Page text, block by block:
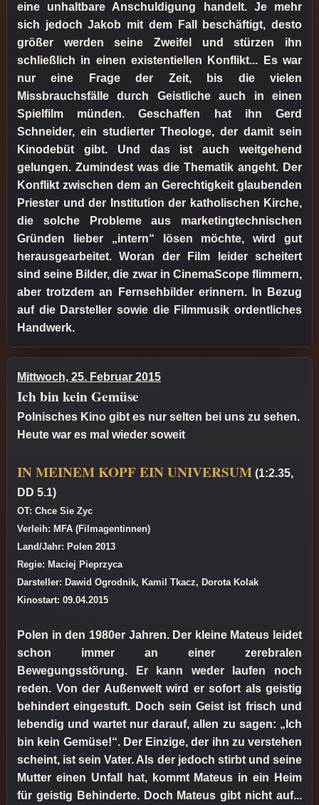
eine unhaltbare Anschuldigung handelt. Je mehr
sich jedoch Jakob mit dem Fall beschäftigt, desto
größer werden seine Zweifel und stürzen ihn
schließlich in einen existentiellen Konflikt... Es war
nur eine Frage der Zeit, bis die vielen
Missbrauchsfälle durch Geistliche auch in einen
Spielfilm münden. Geschaffen hat ihn Gerd
Schneider, ein studierter Theologe, der damit sein
Kinodebüt gibt. Und das ist auch weitgehend
gelungen. Zumindest was die Thematik angeht. Der
Konflikt zwischen dem an Gerechtigkeit glaubenden
Priester und der Institution der katholischen Kirche,
die solche Probleme aus marketingtechnischen
Gründen lieber „intern“ lösen möchte, wird gut
herausgearbeitet. Woran der Film leider scheitert
sind seine Bilder, die zwar in CinemaScope flimmern,
aber trotzdem an Fernsehbilder erinnern. In Bezug
auf die Darsteller sowie die Filmmusik ordentliches
Handwerk.
Mittwoch, 25. Februar 2015
Ich bin kein Gemüse
Polnisches Kino gibt es nur selten bei uns zu sehen.
Heute war es mal wieder soweit
IN MEINEM KOPF EIN UNIVERSUM (1:2.35,
DD 5.1)
OT: Chce Sie Zyc
Verleih: MFA (Filmagentinnen)
Land/Jahr: Polen 2013
Regie: Maciej Pieprzyca
Darsteller: Dawid Ogrodnik, Kamil Tkacz, Dorota Kolak
Kinostart: 09.04.2015
Polen in den 1980er Jahren. Der kleine Mateus leidet
schon immer an einer zerebralen
Bewegungsstörung. Er kann weder laufen noch
reden. Von der Außenwelt wird er sofort als geistig
behindert eingestuft. Doch sein Geist ist frisch und
lebendig und wartet nur darauf, allen zu sagen: „Ich
bin kein Gemüse!“. Der Einzige, der ihn zu verstehen
scheint, ist sein Vater. Als der jedoch stirbt und seine
Mutter einen Unfall hat, kommt Mateus in ein Heim
für geistig Behinderte. Doch Mateus gibt nicht auf...